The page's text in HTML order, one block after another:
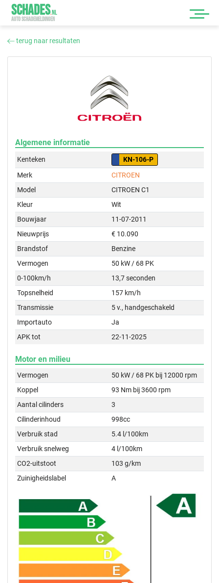
SCHADES.NL
AUTO SCHADEMELDINGEN
terug naar resultaten
Algemene informatie
Kenteken
KN-106-P
Merk
CITROEN
Model
CITROEN C1
Kleur
Wit
Bouwjaar
11-07-2011
Nieuwprijs
€ 10.090
Brandstof
Benzine
Vermogen
50 kW / 68 PK
0-100km/h
13,7 seconden
Topsnelheid
157 km/h
Transmissie
5 v., handgeschakeld
Importauto
Ja
APK tot
22-11-2025
Motor en milieu
Vermogen
50 kW / 68 PK bij 12000 rpm
Koppel
93 Nm bij 3600 rpm
Aantal cilinders
3
Cilinderinhoud
998cc
Verbruik stad
5.4 l/100km
Verbruik snelweg
4 l/100km
CO2-uitstoot
103 g/km
Zuinigheidslabel
A